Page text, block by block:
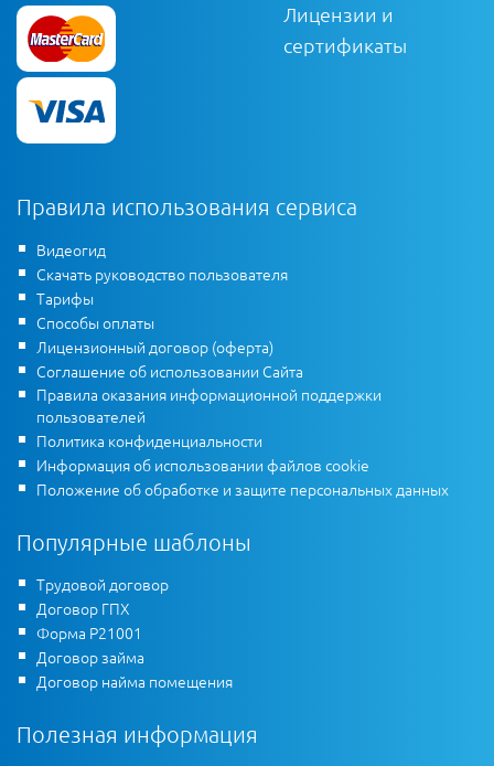
Лицензии и
сертификаты
Правила использования сервиса
Видеогид
Скачать руководство пользователя
Тарифы
Способы оплаты
Лицензионный договор (оферта)
Соглашение об использовании Сайта
Правила оказания информационной поддержки
пользователей
Политика конфиденциальности
Информация об использовании файлов cookie
Положение об обработке и защите персональных данных
Популярные шаблоны
Трудовой договор
Договор ГПХ
Форма Р21001
Договор займа
Договор найма помещения
Полезная информация